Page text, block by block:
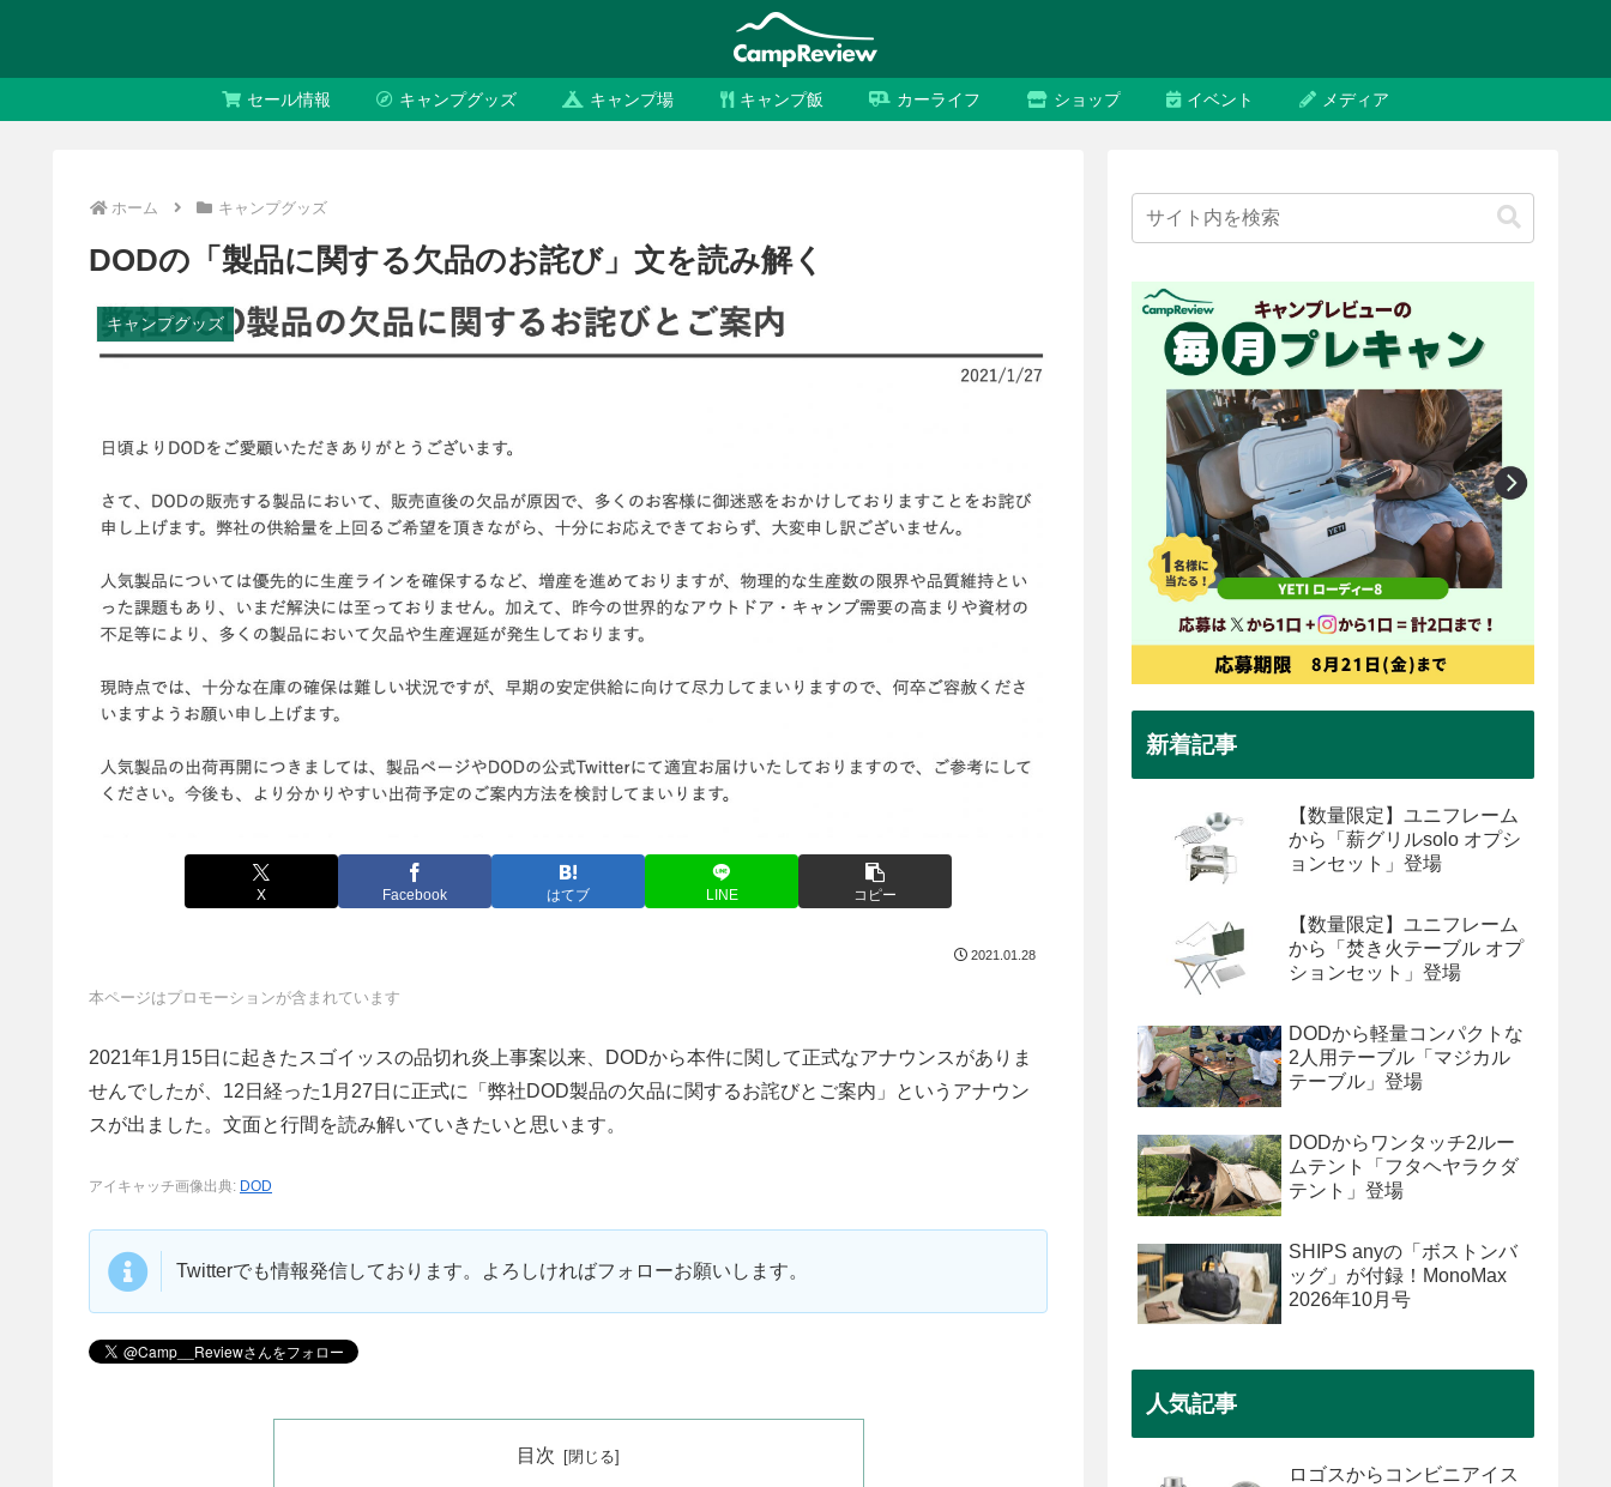
セール情報 キャンプグッズ キャンプ場 キャンプ飯 カーライフ ショップ イベント メディア
ホーム キャンプグッズ
DODの「製品に関する欠品のお詫び」文を読み解く
キャンプグッズ
X Facebook はてブ LINE コピー
2021.01.28
本ページはプロモーションが含まれています
2021年1月15日に起きたスゴイッスの品切れ炎上事案以来、DODから本件に関して正式なアナウンスがありま
せんでしたが、12日経った1月27日に正式に「弊社DOD製品の欠品に関するお詫びとご案内」というアナウン
スが出ました。文面と行間を読み解いていきたいと思います。
アイキャッチ画像出典: DOD
Twitterでも情報発信しております。よろしければフォローお願いします。
目次
新着記事
【数量限定】ユニフレーム
から「薪グリルsolo オプシ
ョンセット」登場
【数量限定】ユニフレーム
から「焚き火テーブル オプ
ションセット」登場
DODから軽量コンパクトな
2人用テーブル「マジカル
テーブル」登場
DODからワンタッチ2ルー
ムテント「フタヘヤラクダ
テント」登場
SHIPS anyの「ボストンバ
ッグ」が付録！MonoMax
2026年10月号
人気記事
ロゴスからコンビニアイス